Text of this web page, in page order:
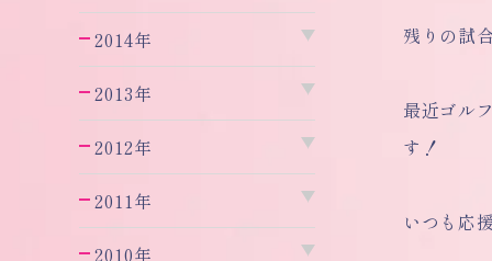
2014年
2013年
2012年
2011年
2010年
残りの試
最近ゴル
す！
いつも応